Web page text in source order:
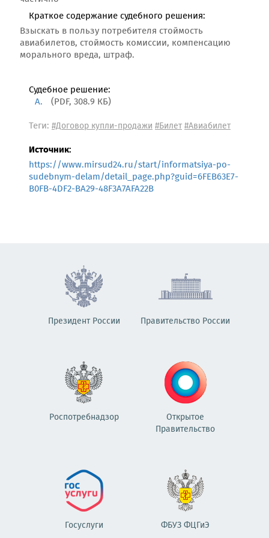
Краткое содержание судебного решения:
Взыскать в пользу потребителя стоймость
авиабилетов, стоймость комиссии, компенсацию
морального вреда, штраф.
Судебное решение:
А.
(PDF, 308.9 КБ)
Теги: #Договор купли-продажи#Билет#Авиабилет
Источник:
https://www.mirsud24.ru/start/informatsiya-po-
sudebnym-delam/detail_page.php?guid=6FEB63E7-
B0FB-4DF2-BA29-48F3A7AFA22B
Президент России Правительство России
Роспотребнадзор
Открытое
Правительство
Госуслуги ФБУЗ ФЦГиЭ